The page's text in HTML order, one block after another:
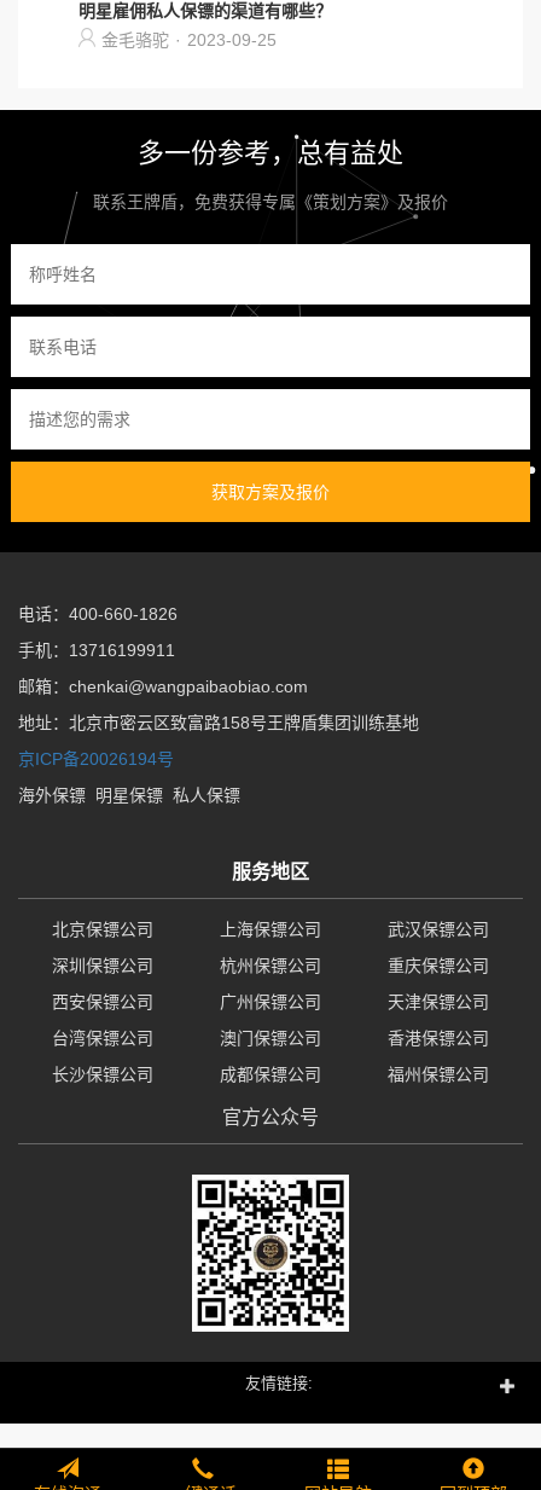
明星雇佣私人保镖的渠道有哪些？
金毛骆驼 · 2023-09-25
多一份参考，总有益处
联系王牌盾，免费获得专属《策划方案》及报价
获取方案及报价
电话：400-660-1826
手机：13716199911
邮箱：chenkai@wangpaibaobiao.com
地址：北京市密云区致富路158号王牌盾集团训练基地
京ICP备20026194号
海外保镖
明星保镖 私人保镖
服务地区
北京保镖公司 上海保镖公司
武汉保镖公司
深圳保镖公司
杭州保镖公司
重庆保镖公司
西安保镖公司
广州保镖公司
天津保镖公司
台湾保镖公司
澳门保镖公司
香港保镖公司
长沙保镖公司
成都保镖公司 福州保镖公司
官方公众号
友情链接: